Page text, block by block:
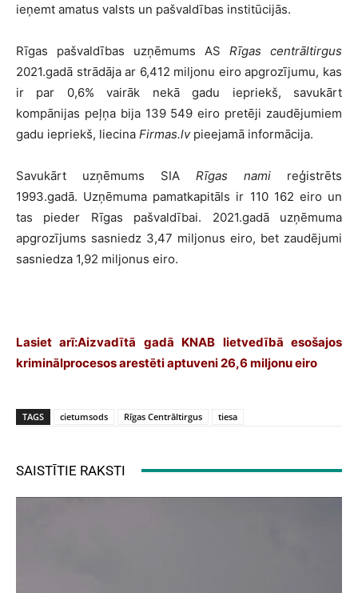
ieņemt amatus valsts un pašvaldības institūcijās.
Rīgas pašvaldības uzņēmums AS Rīgas centrāltirgus
2021.gadā strādāja ar 6,412 miljonu eiro apgrozījumu, kas
ir par 0,6% vairāk nekā gadu iepriekš, savukārt
kompānijas peļņa bija 139 549 eiro pretēji zaudējumiem
gadu iepriekš, liecina Firmas.lvpieejamā informācija.
Savukārt uzņēmums SIA Rīgas nami reģistrēts
1993.gadā. Uzņēmuma pamatkapitāls ir 110 162 eiro un
tas pieder Rīgas pašvaldībai. 2021.gadā uzņēmuma
apgrozījums sasniedz 3,47 miljonus eiro, bet zaudējumi
sasniedza 1,92 miljonus eiro.
Lasiet arī:Aizvadītā gadā KNAB lietvedībā esošajos
kriminālprocesos arestēti aptuveni 26,6 miljonu eiro
TAGS cietumsods Rīgas Centrāltirgus tiesa
SAISTĪTIE RAKSTI